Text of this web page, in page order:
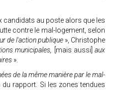
candidats au poste alors que les
contre le mal-logement, selon
de l'action publique », Christophe
municipales, [mais aussi] aux
».
de la même manière par le mal-
du rapport. Si les zones tendues